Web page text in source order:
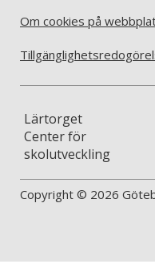
Om cookies på
Lärtorget
Center för
skolutveckling
Copyright © 2026